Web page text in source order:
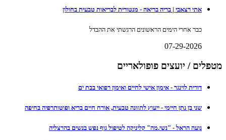
אתי רצאבי | בריה בריאה - מנטורית לבריאות טבעית בחולון
כבר אחרי הימים הראשונים הרגשתי את ההבדל
07-29-2026
מטפלים / יועצים פופולאריים
דורית לוינגר - אימון אישי לחיים ואימון רפואי בבת ים
שני בן נתן חיימי - ייעוץ לתזונה טבעית, אורח חיים בריא ופוטותרפיה בחיפה
נועה הראל - "נשי.מה" קליניקה לטיפול גוף נפש בנשים בהרצליה